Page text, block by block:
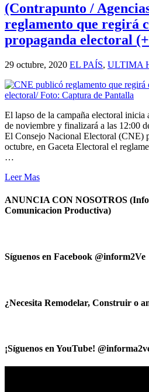
(Contrapunto /
reglamento que regirá
propaganda electoral
29 octubre, 2020 EL PAÍS, ULTIMA
El lapso de la campaña electoral inicia
de noviembre y finalizará a las 12:00
El Consejo Nacional Electoral (CNE)
octubre, en Gaceta Electoral el
…
Leer Mas
ANUNCIA CON NOSOTROS
Comunicacion Productiva)
Síguenos en Facebook @inform2Ve
¿Necesita Remodelar, Construir o
¡Síguenos en YouTube!